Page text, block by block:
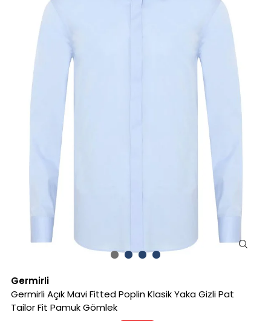
Germirli
Germirli Açık Mavi Fitted Poplin Klasik Yaka Gizli Pat
Tailor Fit Pamuk Gömlek